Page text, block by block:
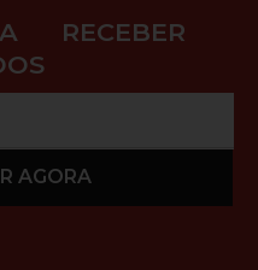
RECEBER
AGORA